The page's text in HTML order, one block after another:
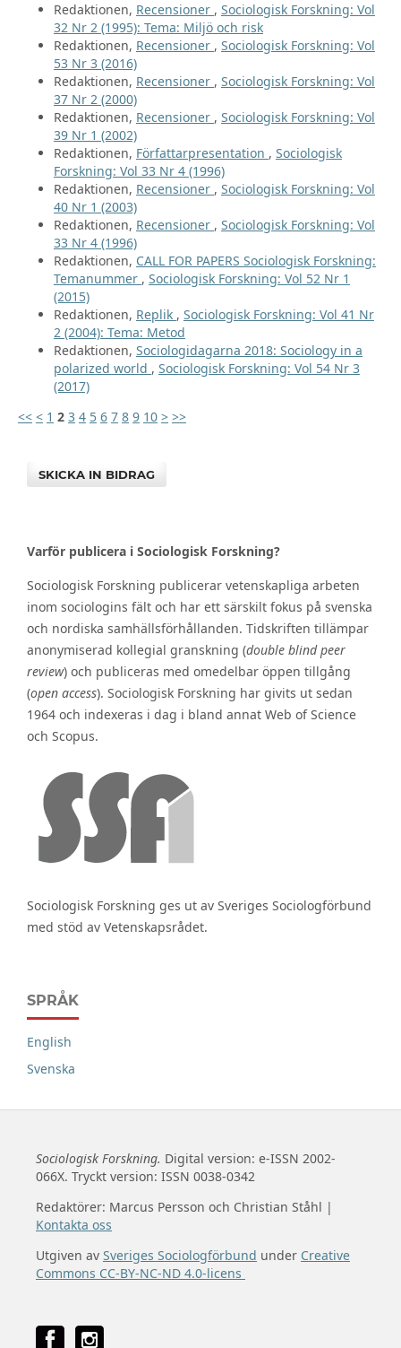
Redaktionen, Recensioner , Sociologisk Forskning: Vol
32 Nr 2 (1995): Tema: Miljö och risk
Redaktionen, Recensioner , Sociologisk Forskning: Vol
53 Nr 3 (2016)
Redaktionen, Recensioner , Sociologisk Forskning: Vol
37 Nr 2 (2000)
Redaktionen, Recensioner , Sociologisk Forskning: Vol
39 Nr 1 (2002)
Redaktionen, Författarpresentation , Sociologisk
Forskning: Vol 33 Nr 4 (1996)
Redaktionen, Recensioner , Sociologisk Forskning: Vol
40 Nr 1 (2003)
Redaktionen, Recensioner , Sociologisk Forskning: Vol
33 Nr 4 (1996)
Redaktionen, CALL FOR PAPERS Sociologisk Forskning:
Temanummer , Sociologisk Forskning: Vol 52 Nr 1
(2015)
Redaktionen, Replik , Sociologisk Forskning: Vol 41 Nr
2 (2004): Tema: Metod
Redaktionen, Sociologidagarna 2018: Sociology in a
polarized world , Sociologisk Forskning: Vol 54 Nr 3
(2017)
<< < 1 2 3 4 5 6 7 8 9 10 > >>
SKICKA IN BIDRAG
Varför publicera i Sociologisk Forskning?
Sociologisk Forskning publicerar vetenskapliga arbeten
inom sociologins fält och har ett särskilt fokus på svenska
och nordiska samhällsförhållanden. Tidskriften tillämpar
anonymiserad kollegial granskning (double blind peer
review) och publiceras med omedelbar öppen tillgång
(open access). Sociologisk Forskning har givits ut sedan
1964 och indexeras i dag i bland annat Web of Science
och Scopus.
Sociologisk Forskning ges ut av Sveriges Sociologförbund
med stöd av Vetenskapsrådet.
SPRÅK
English
Svenska
Sociologisk Forskning. Digital version: e-ISSN 2002-
066X. Tryckt version: ISSN 0038-0342
Redaktörer: Marcus Persson och Christian Ståhl |
Kontakta oss
Utgiven av Sveriges Sociologförbund under Creative
Commons CC-BY-NC-ND 4.0-licens